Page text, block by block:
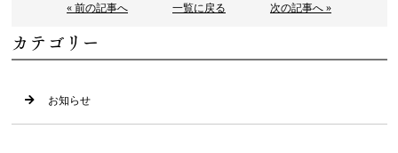
« 前の記事へ 一覧に戻る 次の記事へ »
カテゴリー
お知らせ